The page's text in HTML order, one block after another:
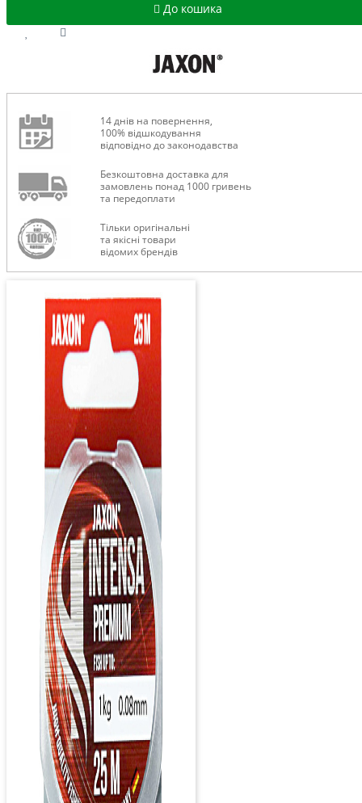
До кошика
14 днів на повернення,
100% відшкодування
відповідно до законодавства
Безкоштовна доставка для
замовлень понад 1000 гривень
та передоплати
Тільки оригінальні
та якісні товари
відомих брендів